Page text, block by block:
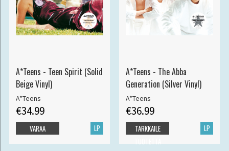
A*Teens - Teen Spirit (Solid
Beige Vinyl)
A*Teens
€34.99
LP
VARAA
A*Teens - The Abba
Generation (Silver Vinyl)
A*Teens
€36.99
LP
TARKKAILE